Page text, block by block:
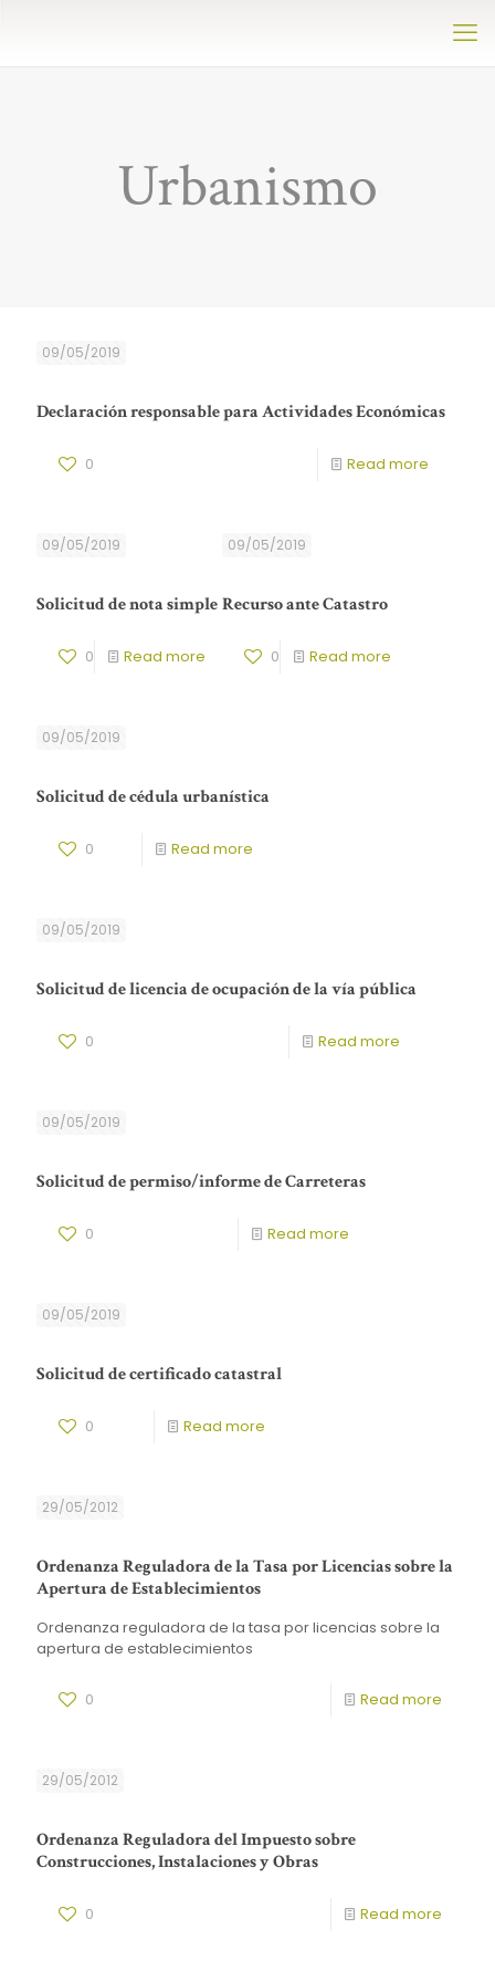
Urbanismo
09/05/2019
Declaración responsable para Actividades Económicas
0 Read more
09/05/2019
Solicitud de nota simple
0 Read more
09/05/2019
Recurso ante Catastro
0 Read more
09/05/2019
Solicitud de cédula urbanística
0 Read more
09/05/2019
Solicitud de licencia de ocupación de la vía pública
0 Read more
09/05/2019
Solicitud de permiso/informe de Carreteras
0 Read more
09/05/2019
Solicitud de certificado catastral
0 Read more
29/05/2012
Ordenanza Reguladora de la Tasa por Licencias sobre la
Apertura de Establecimientos
Ordenanza reguladora de la tasa por licencias sobre la
apertura de establecimientos
0 Read more
29/05/2012
Ordenanza Reguladora del Impuesto sobre
Construcciones, Instalaciones y Obras
0 Read more